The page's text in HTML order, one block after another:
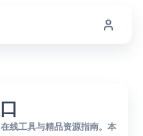
线工具与精品资源指南。本